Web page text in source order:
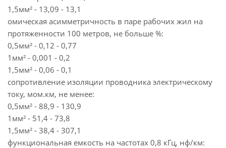
1,5мм² - 13,09 - 13,1
омическая асимметричность в паре рабочих жил на
протяженности 100 метров, не больше %:
0,5мм² - 0,12 - 0,77
1мм² - 0,001 - 0,2
1,5мм² - 0,06 - 0,1
сопротивление изоляции проводника электрическому
току, мом.км, не менее:
0,5мм² - 88,9 - 130,9
1мм² - 51,4 - 73,8
1,5мм² - 38,4 - 307,1
функциональная емкость на частотах 0,8 кГц, нф/км: